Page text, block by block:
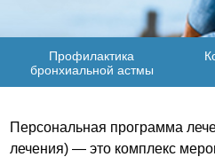
Профилактика
бронхиальной астмы
Персональная программа
лечения) — это комплекс